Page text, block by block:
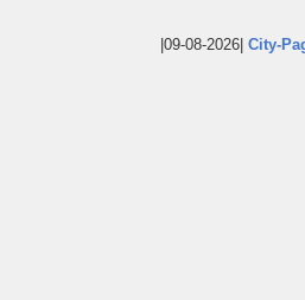
|09-08-2026| City-